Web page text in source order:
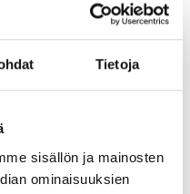
Tietoja
sisällön ja mainosten
ominaisuuksien
-kurssi antaa
aloittamiseen.
käydään läpi
ja turvallisuus.
Green Card.